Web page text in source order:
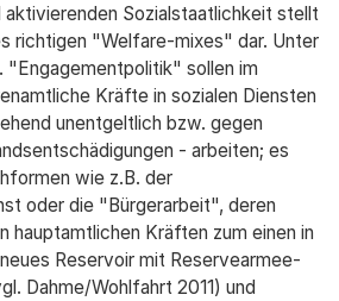
Sozialstaatlichkeit stellt
richtigen "Welfare-mixes" dar. Unter
"Engagementpolitik" sollen im
Kräfte in sozialen Diensten
unentgeltlich bzw. gegen
- arbeiten; es
wie z.B. der
oder die "Bürgerarbeit", deren
hauptamtlichen Kräften zum einen in
Reservoir mit Reservearmee-
Dahme/Wohlfahrt 2011) und